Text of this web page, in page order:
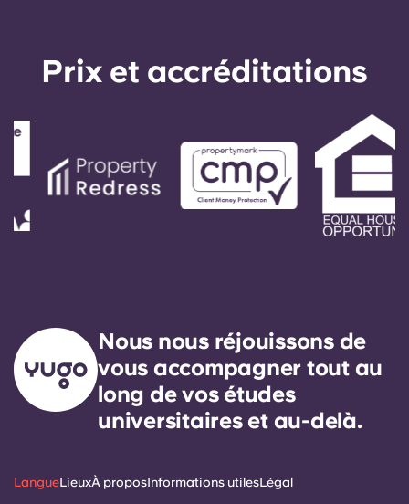
Prix ​​et accréditations
Nous nous réjouissons de
vous accompagner tout au
long de vos études
universitaires et au-delà.
LangueLieuxÀ proposInformations utilesLégal